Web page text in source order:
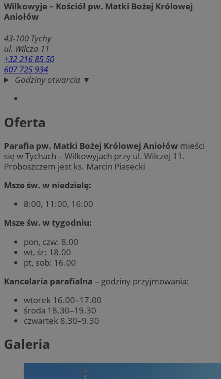
Wilkowyje – Kościół pw. Matki Bożej Królowej
Aniołów
43-100 Tychy
ul. Wilcza 11
+32 216 85 50
607 725 934
Godziny otwarcia ▼
Oferta
Parafia pw. Matki Bożej Królowej Aniołów mieści
się w Tychach – Wilkowyjach przy ul. Wilczej 11.
Proboszczem jest ks. Marcin Piasecki
Msze św. w niedzielę:
8:00, 11:00, 16:00
Msze św. w tygodniu:
pon, czw: 8.00
wt, śr: 18.00
pt, sob: 16.00
Kancelaria parafialna – godziny przyjmowania:
wtorek 16.00–17.00
środa 18.30–19.30
czwartek 8.30–9.30
Galeria